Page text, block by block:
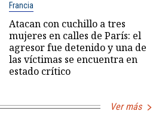
Francia
Atacan con cuchillo a tres
mujeres en calles de París: el
agresor fue detenido y una de
las víctimas se encuentra en
estado crítico
Ver más